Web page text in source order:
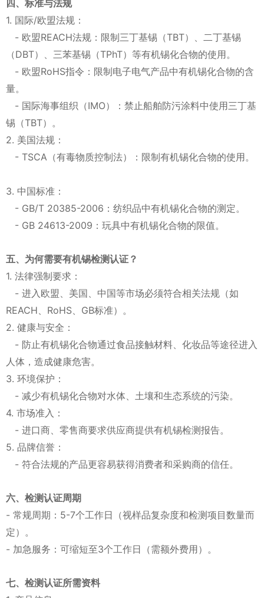
四、标准与法规
1. 国际/欧盟法规：
- 欧盟REACH法规：限制三丁基锡（TBT）、二丁基锡
（DBT）、三苯基锡（TPhT）等有机锡化合物的使用。
- 欧盟RoHS指令：限制电子电气产品中有机锡化合物的含
量。
- 国际海事组织（IMO）：禁止船舶防污涂料中使用三丁基
锡（TBT）。
2. 美国法规：
- TSCA（有毒物质控制法）：限制有机锡化合物的使用。
3. 中国标准：
- GB/T 20385-2006：纺织品中有机锡化合物的测定。
- GB 24613-2009：玩具中有机锡化合物的限值。
五、为何需要有机锡检测认证？
1. 法律强制要求：
- 进入欧盟、美国、中国等市场必须符合相关法规（如
REACH、RoHS、GB标准）。
2. 健康与安全：
- 防止有机锡化合物通过食品接触材料、化妆品等途径进入
人体，造成健康危害。
3. 环境保护：
- 减少有机锡化合物对水体、土壤和生态系统的污染。
4. 市场准入：
- 进口商、零售商要求供应商提供有机锡检测报告。
5. 品牌信誉：
- 符合法规的产品更容易获得消费者和采购商的信任。
六、检测认证周期
- 常规周期：5-7个工作日（视样品复杂度和检测项目数量而
定）。
- 加急服务：可缩短至3个工作日（需额外费用）。
七、检测认证所需资料